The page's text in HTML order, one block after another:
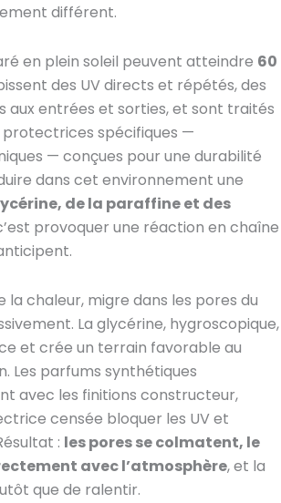
différent.
en plein soleil peuvent atteindre 60
des UV directs et répétés, des
aux entrées et sorties, et sont traités
protectrices spécifiques —
— conçues pour une durabilité
dans cet environnement une
de la paraffine et des
provoquer une réaction en chaîne
la chaleur, migre dans les pores du
La glycérine, hygroscopique,
et crée un terrain favorable au
Les parfums synthétiques
avec les finitions constructeur,
censée bloquer les UV et
: les pores se colmatent, le
avec l’atmosphère, et la
que de ralentir.